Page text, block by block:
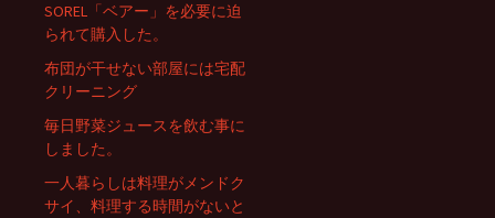
SOREL「ベアー」を必要に迫
られて購入した。
布団が干せない部屋には宅配
クリーニング
毎日野菜ジュースを飲む事に
しました。
一人暮らしは料理がメンドク
サイ、料理する時間がないと